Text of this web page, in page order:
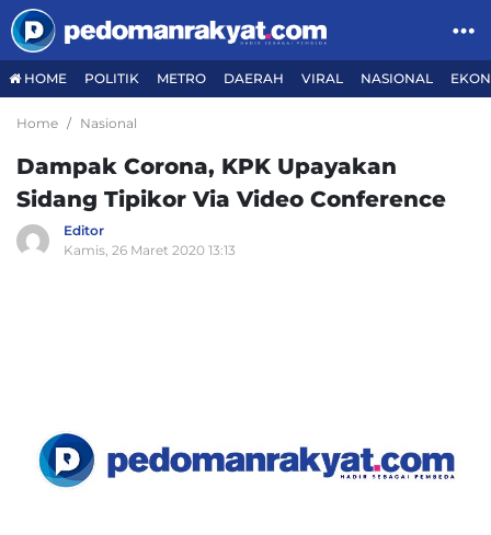
HOME POLITIK METRO DAERAH VIRAL NASIONAL
Home Nasional
Dampak Corona, KPK Upayakan
Sidang Tipikor Via Video Conference
Editor
Kamis, 26 Maret 2020 13:13